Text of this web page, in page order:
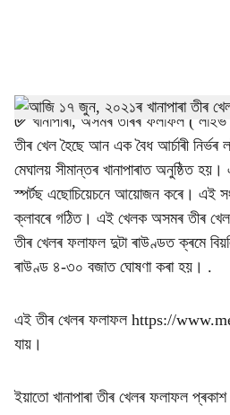
h
a
r
e
✅ খানাপাৰা, অসমৰ তীৰৰ ফলাফল (
তীৰ খেল হৈছে আন এক বৈধ আৰ্চাৰী
মেঘালয় সীমান্তৰ খানাপাৰাত অনুষ্ঠিত হয়।
স্পৰ্টছ এছোচিয়েচনে আয়োজন কৰে। এই
ক্লাবৰে গঠিত। এই খেলক অসমৰ তীৰ খেল
তীৰ খেলৰ ফলাফল দুটা ৰাউণ্ডত ক্ৰমে
ৰাউণ্ড ৪-৩০ বজাত ঘোষণা কৰা হয়। .
এই তীৰ খেলৰ ফলাফল https://
যায়।
ইয়াতো খানাপাৰা তীৰ খেলৰ ফলাফল প্ৰকাশ